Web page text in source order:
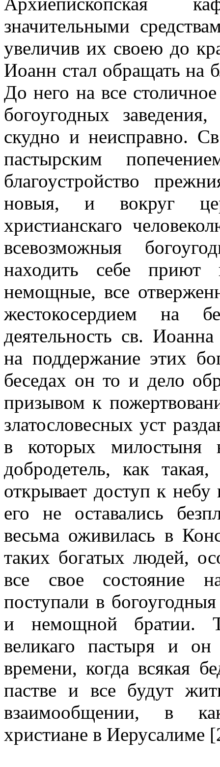
значительными
увеличив их своею до
Иоанн стал обращать на
До него на все
богоугодных
скудно и неисправно.
пастырским
благоустройство
новыя, и вокруг
христианскаго
всевозможныя
находить себе
немощные, все
жестокосердием на
деятельность св.
на поддержание этих
беседах он то и дело
призывом к
златословесных уст
в которых милостыня
добродетель, как
открывает доступ к
его не оставались
весьма оживилась в
таких богатых людей,
все свое состояние
поступали в
и немощной братии.
великаго пастыря и
времени, когда всякая
пастве и все будут
взаимообщении, в
христиане в Иерусалиме